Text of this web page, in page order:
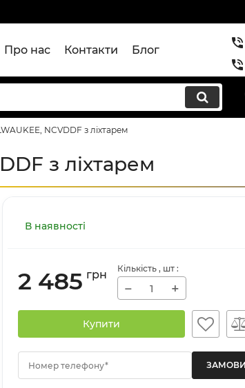
Про нас Контакти Блог
NCVDDF з ліхтарем
з ліхтарем
В наявності
2 485 грн Кількість , шт :
− +
Купити
Номер телефону*